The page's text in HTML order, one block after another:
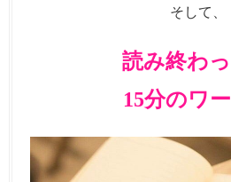
そして、
読み終わ
15分のワ